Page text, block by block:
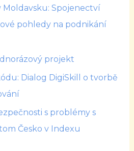
Moldavsku: Spojenectví
pohledy na podnikání
projekt
Dialog DigiSkill o tvorbě
s problémy s
Česko v Indexu